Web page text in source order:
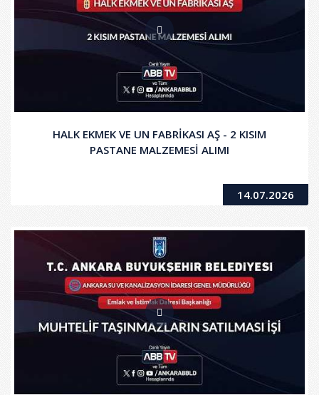
HALK EKMEK VE UN FABRİKASI AŞ - 2 KISIM
PASTANE MALZEMESİ ALIMI
14.07.2026